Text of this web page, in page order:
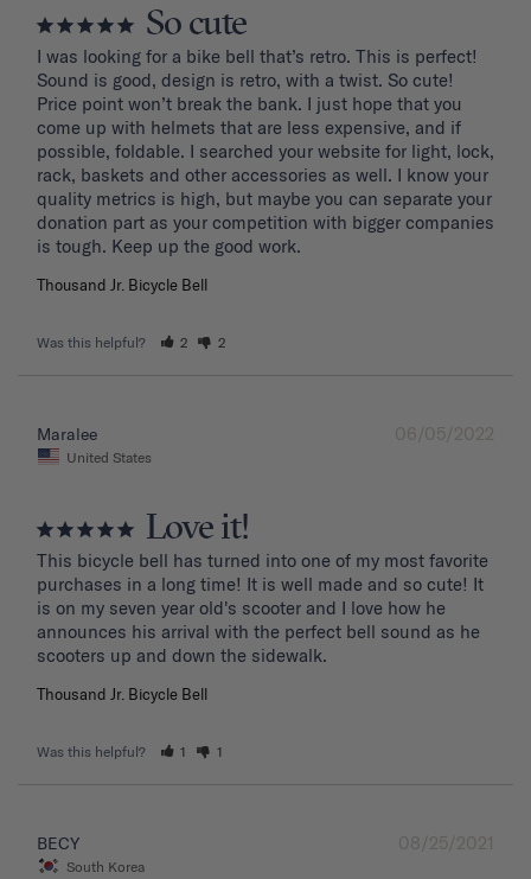
So cute
I was looking for a bike bell that’s retro. This is perfect!
Sound is good, design is retro, with a twist. So cute!
Price point won’t break the bank. I just hope that you
come up with helmets that are less expensive, and if
possible, foldable. I searched your website for light, lock,
rack, baskets and other accessories as well. I know your
quality metrics is high, but maybe you can separate your
donation part as your competition with bigger companies
Thousand Jr. Bicycle Bell
Was this helpful? 2 2
06/05/2022
Maralee
United States
Love it!
This bicycle bell has turned into one of my most favorite
purchases in a long time! It is well made and so cute! It
is on my seven year old's scooter and I love how he
announces his arrival with the perfect bell sound as he
Thousand Jr. Bicycle Bell
Was this helpful? 1 1
08/25/2021
BECY
South Korea